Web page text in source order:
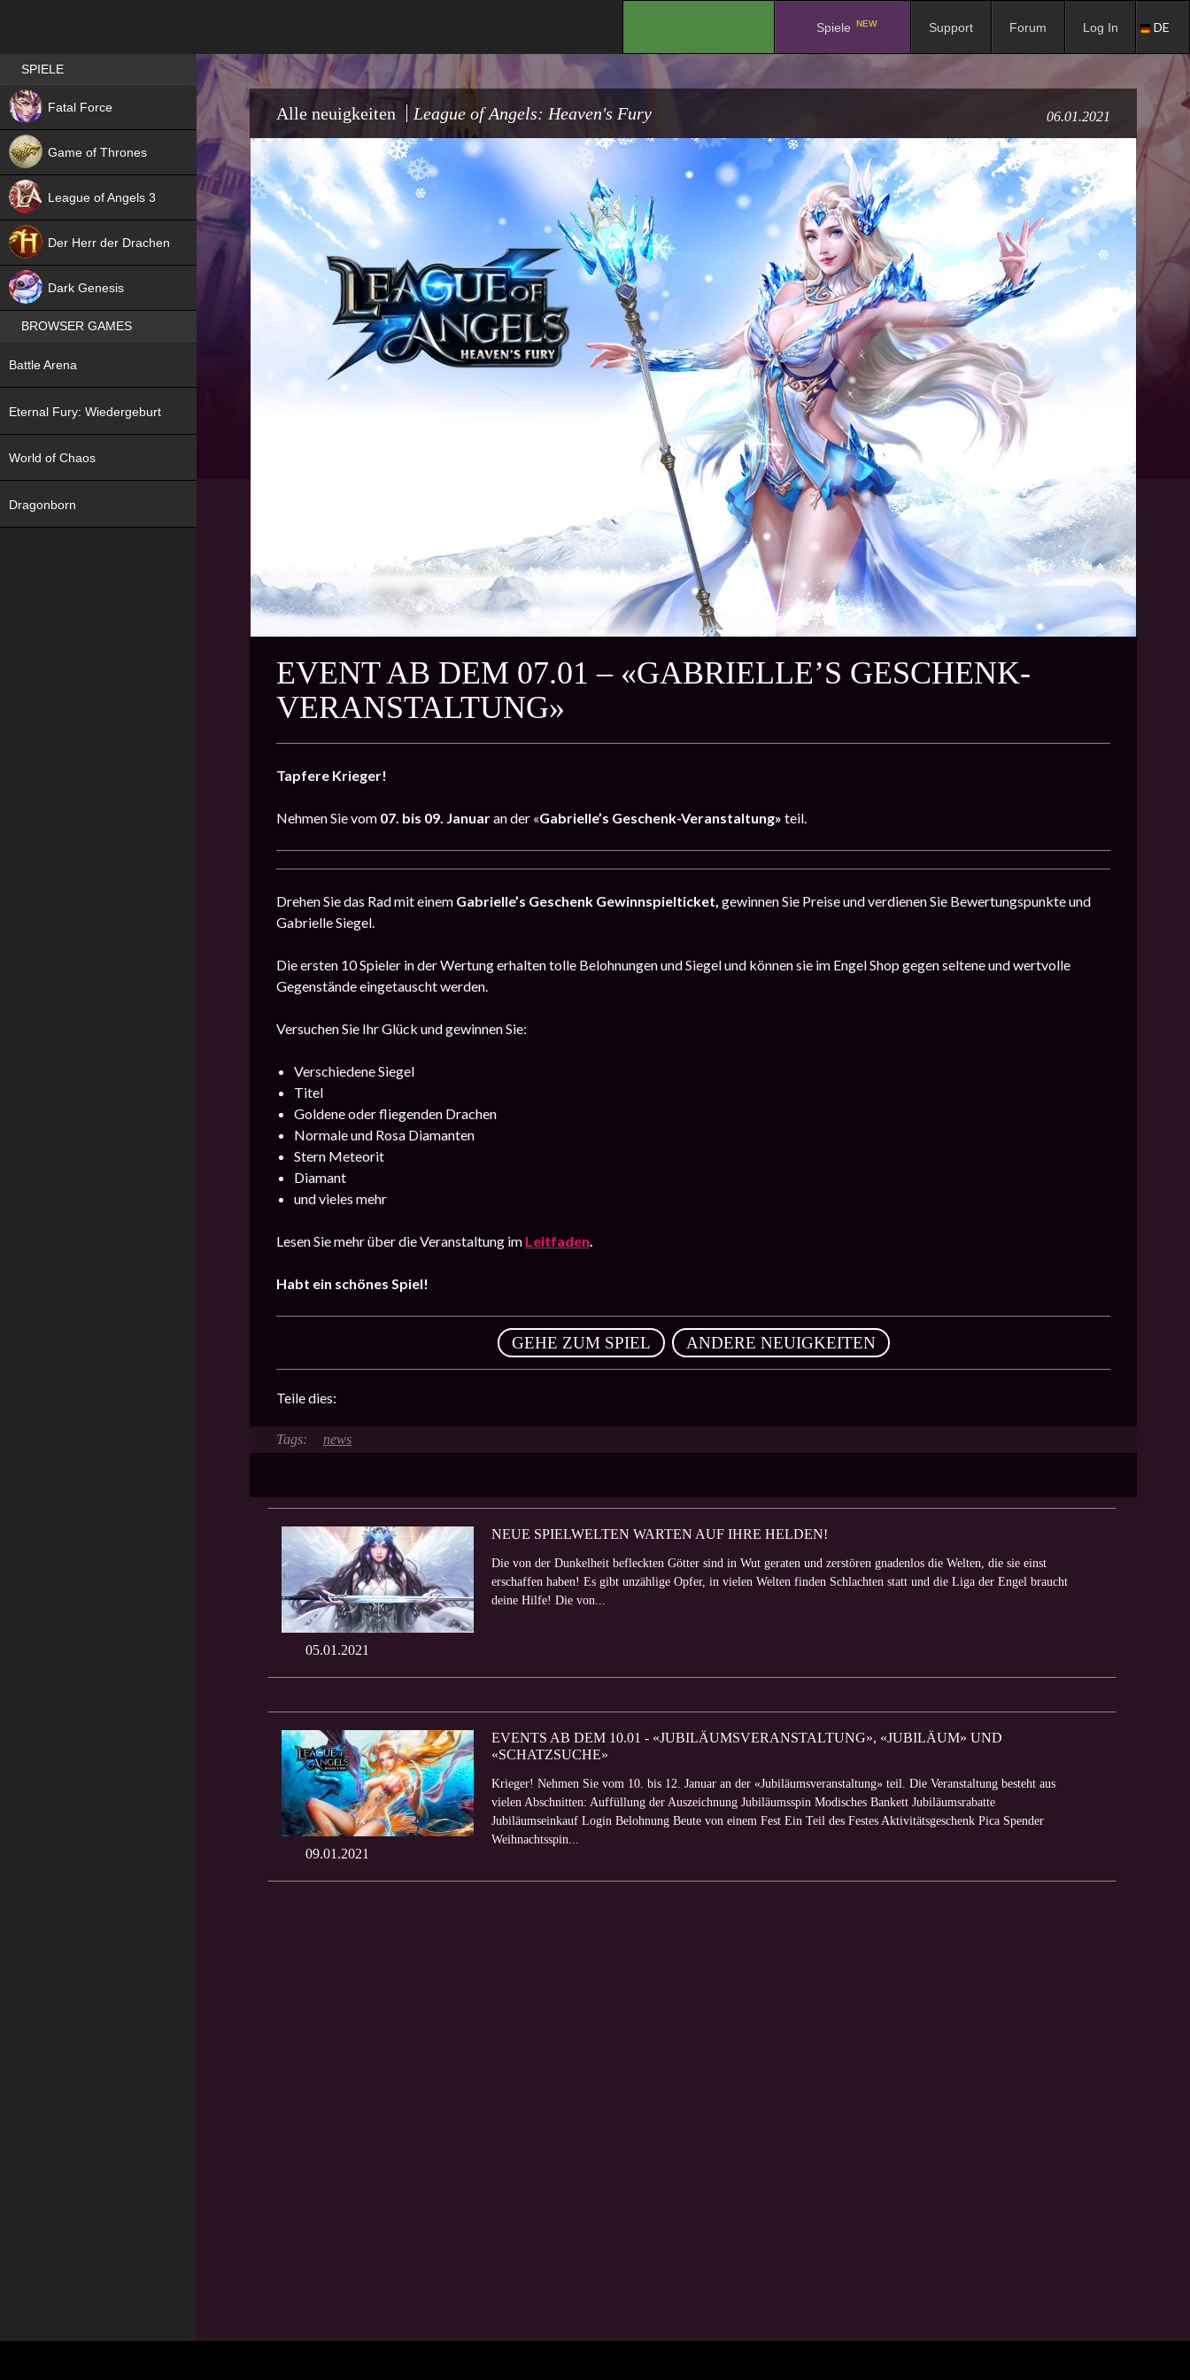
Spiele NEW Support Forum Log In DE
Alle neuigkeiten League of Angels: Heaven's Fury 06.01.2021
EVENT AB DEM 07.01 – «GABRIELLE’S GESCHENK-
VERANSTALTUNG»
Tapfere Krieger!
Nehmen Sie vom 07. bis 09. Januaran der «Gabrielle’s Geschenk-Veranstaltung» teil.
Drehen Sie das Rad mit einem Gabrielle’s Geschenk Gewinnspielticket, gewinnen Sie Preise und verdienen Sie Bewertungspunkte und
Gabrielle Siegel.
Die ersten 10 Spieler in der Wertung erhalten tolle Belohnungen und Siegel und können sie im Engel Shop gegen seltene und wertvolle
Gegenstände eingetauscht werden.
Versuchen Sie Ihr Glück und gewinnen Sie:
Verschiedene Siegel
Titel
Goldene oder fliegenden Drachen
Normale und Rosa Diamanten
Stern Meteorit
Diamant
und vieles mehr
Lesen Sie mehr über die Veranstaltung im Leitfaden
Habt ein schönes Spiel!
GEHE ZUM SPIEL , ANDERE NEUIGKEITEN
Teile dies:
news
05.01.2021
NEUE SPIELWELTEN WARTEN AUF IHRE HELDEN!
Die von der Dunkelheit befleckten Götter sind in Wut geraten und zerstören gnadenlos die Welten, die sie einst
erschaffen haben! Es gibt unzählige Opfer, in vielen Welten finden Schlachten statt und die Liga der Engel braucht
deine Hilfe! Die von...
09.01.2021
EVENTS AB DEM 10.01 - «JUBILÄUMSVERANSTALTUNG», «JUBILÄUM» UND
«SCHATZSUCHE»
Krieger! Nehmen Sie vom 10. bis 12. Januar an der «Jubiläumsveranstaltung» teil. Die Veranstaltung besteht aus
vielen Abschnitten: Auffüllung der Auszeichnung Jubiläumsspin Modisches Bankett Jubiläumsrabatte
Jubiläumseinkauf Login Belohnung Beute von einem Fest Ein Teil des Festes Aktivitätsgeschenk Pica Spender
Weihnachtsspin...
Best RPG games in Germany
SPIELE
Fatal Force
Game of Thrones
League of Angels 3
Der Herr der Drachen
Dark Genesis
BROWSER GAMES
Battle Arena
Eternal Fury: Wiedergeburt
World of Chaos
Dragonborn